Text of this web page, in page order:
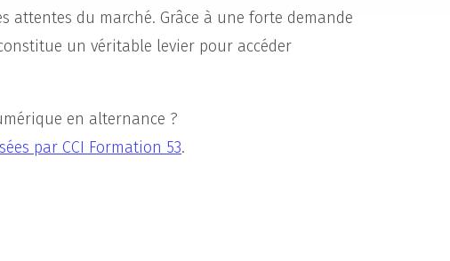
attentes du marché. Grâce à une forte demande
un véritable levier pour accéder
en alternance ?
par CCI Formation 53.